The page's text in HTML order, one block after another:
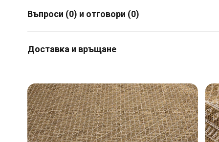
Въпроси (0) и отговори (0)
Доставка и връщане